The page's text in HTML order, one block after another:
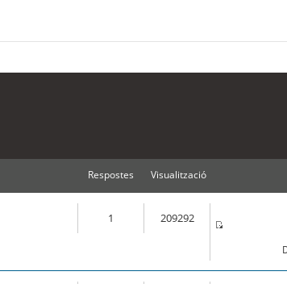
Respostes Visualització
1 209292